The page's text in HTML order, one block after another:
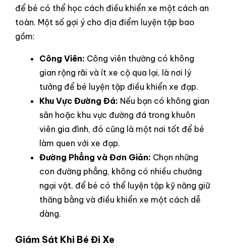
để bé có thể học cách điều khiển xe một cách an
toàn. Một số gợi ý cho địa điểm luyện tập bao
gồm:
Công Viên: Công viên thường có không
gian rộng rãi và ít xe cộ qua lại, là nơi lý
tưởng để bé luyện tập điều khiển xe đạp.
Khu Vực Đường Đá: Nếu bạn có không gian
sân hoặc khu vực đường đá trong khuôn
viên gia đình, đó cũng là một nơi tốt để bé
làm quen với xe đạp.
Đường Phẳng và Đơn Giản: Chọn những
con đường phẳng, không có nhiều chướng
ngại vật, để bé có thể luyện tập kỹ năng giữ
thăng bằng và điều khiển xe một cách dễ
dàng.
Giám Sát Khi Bé Đi Xe